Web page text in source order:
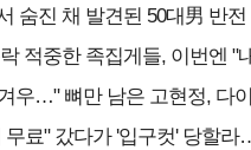
진 채 발견된 50대男 반전 직업 "
적중한 족집게들, 이번엔 "내년엔
…" 뼈만 남은 고현정, 다이어트
" 갔다가 '입구컷' 당할라…잊지 말아